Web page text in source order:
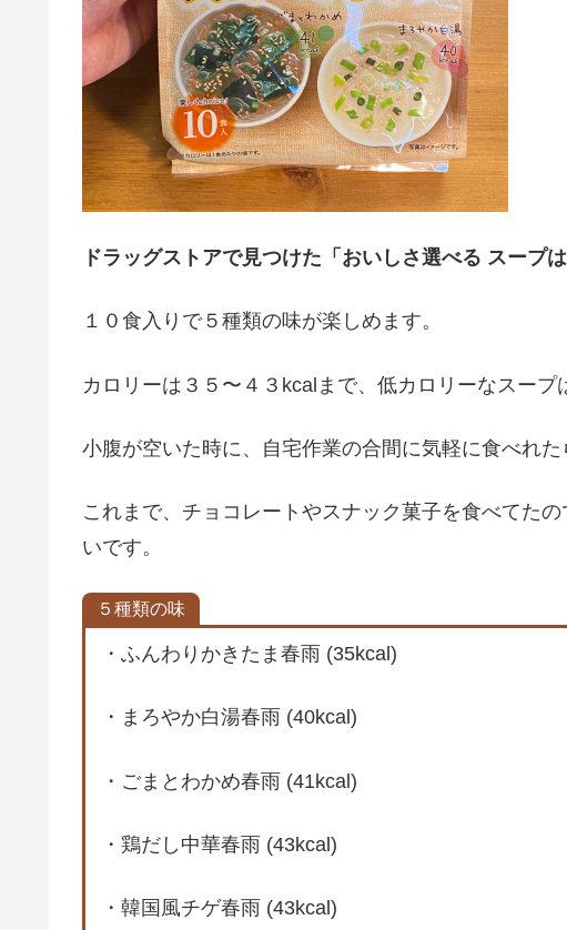
ドラッグストアで見つけた「おいしさ選べる スープ
１０食入りで５種類の味が楽しめます。
カロリーは３５〜４３kcalまで、低カロリーなスープ
小腹が空いた時に、自宅作業の合間に気軽に食べれた
これまで、チョコレートやスナック菓子を食べてた
いです。
５種類の味
・ふんわりかきたま春雨 (35kcal)
・まろやか白湯春雨 (40kcal)
・ごまとわかめ春雨 (41kcal)
・鶏だし中華春雨 (43kcal)
・韓国風チゲ春雨 (43kcal)